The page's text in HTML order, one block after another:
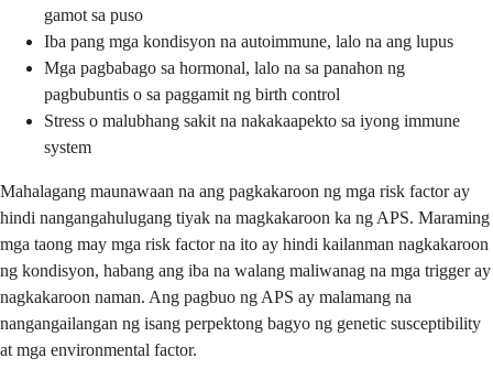
gamot sa puso
Iba pang mga kondisyon na autoimmune, lalo na ang lupus
Mga pagbabago sa hormonal, lalo na sa panahon ng
pagbubuntis o sa paggamit ng birth control
Stress o malubhang sakit na nakakaapekto sa iyong immune
system
Mahalagang maunawaan na ang pagkakaroon ng mga risk factor ay
hindi nangangahulugang tiyak na magkakaroon ka ng APS. Maraming
mga taong may mga risk factor na ito ay hindi kailanman nagkakaroon
ng kondisyon, habang ang iba na walang maliwanag na mga trigger ay
nagkakaroon naman. Ang pagbuo ng APS ay malamang na
nangangailangan ng isang perpektong bagyo ng genetic susceptibility
at mga environmental factor.